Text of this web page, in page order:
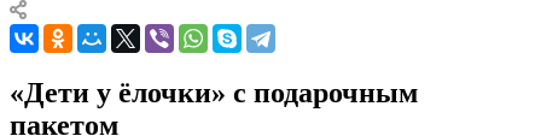
«Дети у ёлочки» с подарочным
пакетом